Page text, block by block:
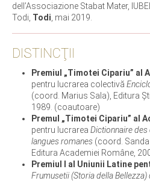
dell’Associazione Stabat Mater,
Todi, Todi , mai 2019.
DISTINCŢII
Premiul „Timotei Cipariu” al
pentru lucrarea colectivă
(coord. Marius Sala), Editura
1989. (coautoare)
Premul „Timotei Cipariu” al
pentru lucrarea Dictionnaire
langues romanes (coord. Sanda
Editura Academiei Române,
Premiul I al Uniunii Latine
Frumusetii (Storia della